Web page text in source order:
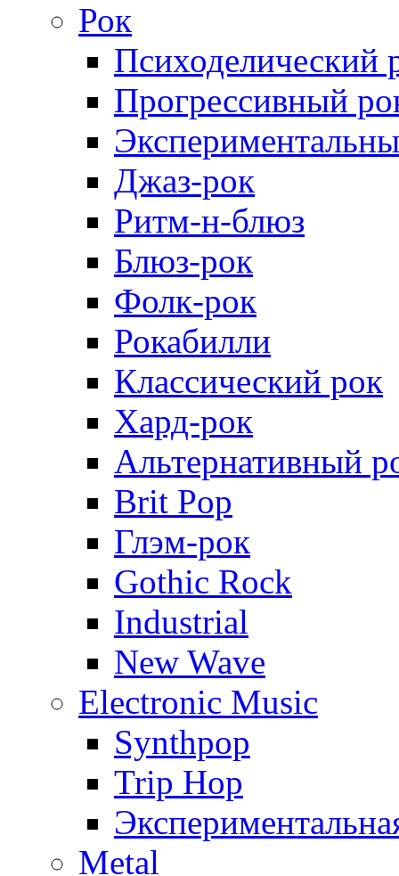
Рок
Психоделический
Прогрессивный
Джаз-рок
Ритм-н-блюз
Блюз-рок
Фолк-рок
Рокабилли
Классический рок
Хард-рок
Альтернативный
Brit Pop
Глэм-рок
Gothic Rock
Industrial
New Wave
Electronic Music
Synthpop
Trip Hop
Metal